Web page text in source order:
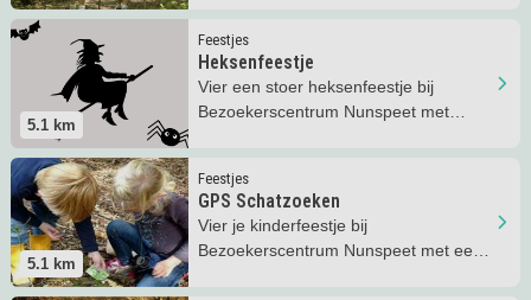
5.1 km
Feestjes
Heksenfeestje
Vier een stoer heksenfeestje bij
Bezoekerscentrum Nunspeet met
Lees meer Heksenfeestje
5.1 km
Feestjes
GPS Schatzoeken
Vier je kinderfeestje bij
Bezoekerscentrum Nunspeet met een
Lees meer GPS Schatzoeken